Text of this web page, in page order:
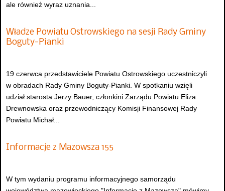
ale również wyraz uznania...
Władze Powiatu Ostrowskiego na sesji Rady Gminy
Boguty-Pianki
19 czerwca przedstawiciele Powiatu Ostrowskiego uczestniczyli
w obradach Rady Gminy Boguty-Pianki. W spotkaniu wzięli
udział starosta Jerzy Bauer, członkini Zarządu Powiatu Eliza
Drewnowska oraz przewodniczący Komisji Finansowej Rady
Powiatu Michał...
Informacje z Mazowsza 155
W tym wydaniu programu informacyjnego samorządu